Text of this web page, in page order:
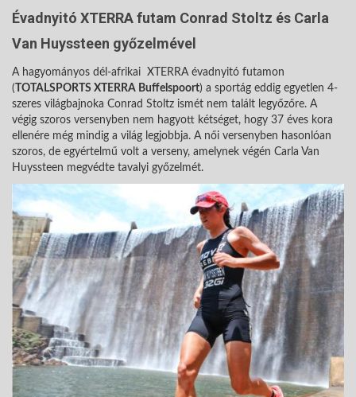
Évadnyitó XTERRA futam Conrad Stoltz és Carla
Van Huyssteen győzelmével
A hagyományos dél-afrikai XTERRA évadnyitó futamon
( TOTALSPORTS XTERRA Buffelspoort) a sportág eddig egyetlen 4-
szeres világbajnoka Conrad Stoltz ismét nem talált legyőzőre. A
végig szoros versenyben nem hagyott kétséget, hogy 37 éves kora
ellenére még mindig a világ legjobbja. A női versenyben hasonlóan
szoros, de egyértelmű volt a verseny, amelynek végén Carla Van
Huyssteen megvédte tavalyi győzelmét.